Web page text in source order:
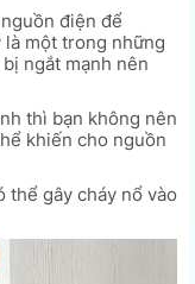
điện để
một trong những
ngắt mạnh nên
thì bạn không nên
khiến cho nguồn
thể gây cháy nổ vào